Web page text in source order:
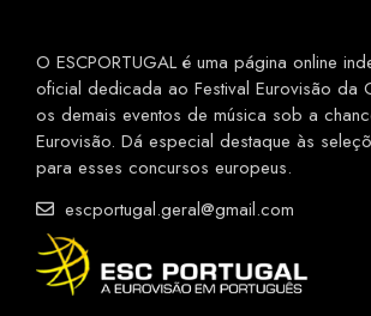
O ESCPORTUGAL é uma página online
oficial dedicada ao Festival Eurovisão da
os demais eventos de música sob a
Eurovisão. Dá especial destaque às
para esses concursos europeus.
escportugal.geral@gmail.com